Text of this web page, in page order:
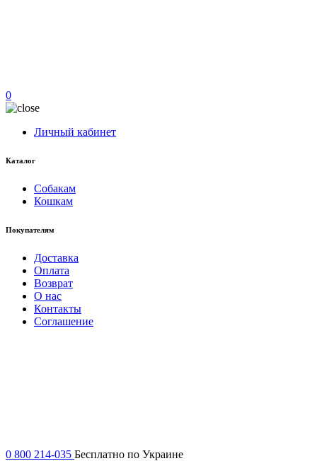
0
Личный кабинет
Каталог
Собакам
Кошкам
Покупателям
Доставка
Оплата
Возврат
О нас
Контакты
Соглашение
0 800 214-035 Бесплатно по Украине